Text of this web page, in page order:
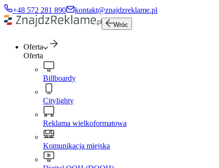
+48 572 281 890 kontakt@znajdzreklame.pl
Wróc
Oferta
Oferta
Billboardy
Citylighty
Reklama wielkoformatowa
Komunikacja miejska